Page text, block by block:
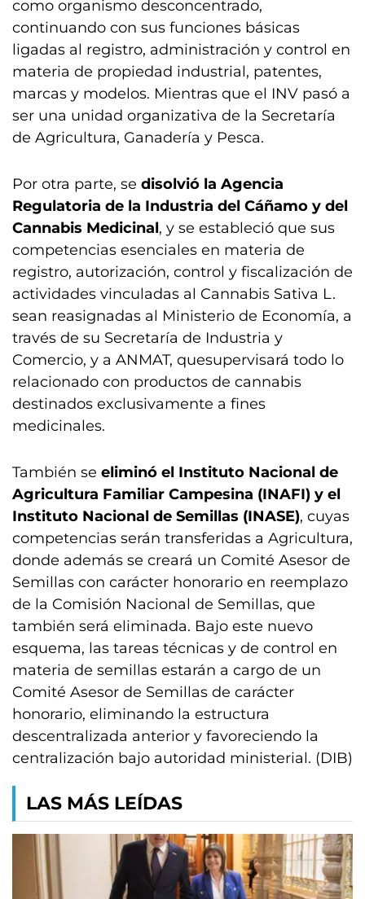
como organismo desconcentrado,
continuando con sus funciones básicas
ligadas al registro, administración y control en
materia de propiedad industrial, patentes,
marcas y modelos. Mientras que el INV pasó a
ser una unidad organizativa de la Secretaría
de Agricultura, Ganadería y Pesca.
Por otra parte, se disolvió la Agencia
Regulatoria de la Industria del Cáñamo y del
Cannabis Medicinal, y se estableció que sus
competencias esenciales en materia de
registro, autorización, control y fiscalización de
actividades vinculadas al Cannabis Sativa L.
sean reasignadas al Ministerio de Economía, a
través de su Secretaría de Industria y
Comercio, y a ANMAT, quesupervisará todo lo
relacionado con productos de cannabis
destinados exclusivamente a fines
medicinales.
También se eliminó el Instituto Nacional de
Agricultura Familiar Campesina (INAFI) y el
Instituto Nacional de Semillas (INASE), cuyas
competencias serán transferidas a Agricultura,
donde además se creará un Comité Asesor de
Semillas con carácter honorario en reemplazo
de la Comisión Nacional de Semillas, que
también será eliminada. Bajo este nuevo
esquema, las tareas técnicas y de control en
materia de semillas estarán a cargo de un
Comité Asesor de Semillas de carácter
honorario, eliminando la estructura
descentralizada anterior y favoreciendo la
centralización bajo autoridad ministerial. (DIB)
LAS MÁS LEÍDAS